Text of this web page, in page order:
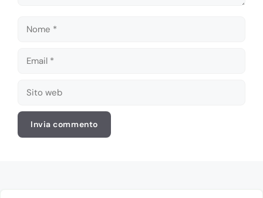
Nome
Email
Sito